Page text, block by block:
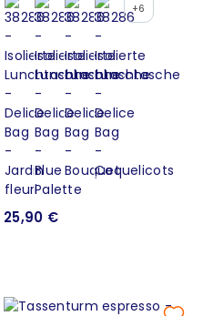
+6
25,90 €